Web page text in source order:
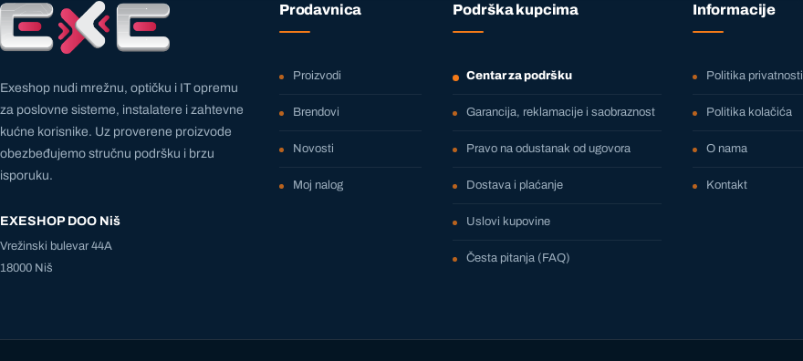
Exeshop nudi mrežnu, optičku i IT opremu
za poslovne sisteme, instalatere i zahtevne
kućne korisnike. Uz proverene proizvode
obezbeđujemo stručnu podršku i brzu
isporuku.
EXESHOP DOO Niš
Vrežinski bulevar 44A
18000 Niš
Prodavnica
Proizvodi
Brendovi
Novosti
Moj nalog
Podrška kupcima
Centar za podršku
Garancija, reklamacije i saobraznost
Pravo na odustanak od ugovora
Dostava i plaćanje
Uslovi kupovine
Česta pitanja (FAQ)
Informacije
Politika privatnosti
Politika kolačića
O nama
Kontakt